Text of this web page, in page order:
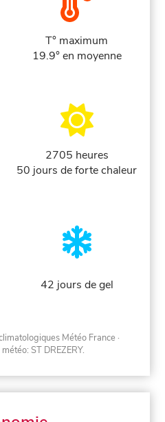
T° maximum
19.9° en moyenne
2705 heures
50 jours de forte chaleur
42 jours de gel
Météo France ·
ST DREZERY.